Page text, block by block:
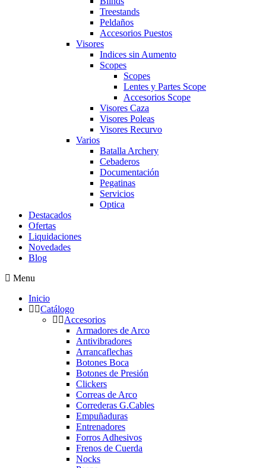
Treestands
Peldaños
Accesorios Puestos
Visores
Indices sin Aumento
Scopes
Scopes
Lentes y Partes Scope
Accesorios Scope
Visores Caza
Visores Poleas
Visores Recurvo
Varios
Batalla Archery
Cebaderos
Documentación
Pegatinas
Servicios
Optica
Destacados
Ofertas
Liquidaciones
Novedades
Blog
Menu
Inicio
Catálogo
Accesorios
Armadores de Arco
Antivibradores
Arrancaflechas
Botones Boca
Botones de Presión
Clickers
Correas de Arco
Correderas G.Cables
Empuñaduras
Entrenadores
Forros Adhesivos
Frenos de Cuerda
Nocks